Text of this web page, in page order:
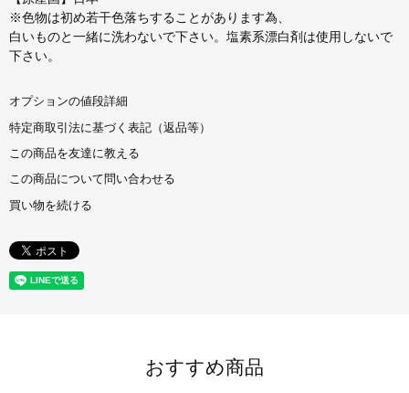
※色物は初め若干色落ちすることがあります為、
白いものと一緒に洗わないで下さい。塩素系漂白剤は使用しないで
下さい。
オプションの値段詳細
特定商取引法に基づく表記（返品等）
この商品を友達に教える
この商品について問い合わせる
買い物を続ける
おすすめ商品